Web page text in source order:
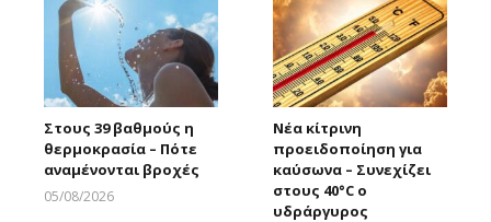
Στους 39 βαθμούς η
θερμοκρασία – Πότε
αναμένονται βροχές
05/08/2026
Νέα κίτρινη
προειδοποίηση για
καύσωνα – Συνεχίζει
στους 40°C ο
υδράργυρος